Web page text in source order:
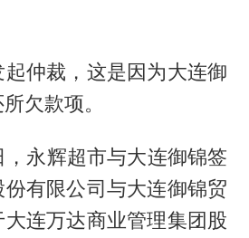
仲裁，这是因为大连御
欠款项。
永辉超市与大连御锦签
有限公司与大连御锦贸
连万达商业管理集团股